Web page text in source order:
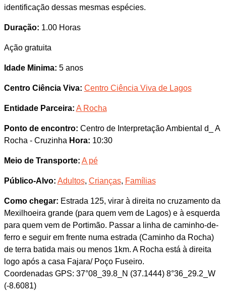
identificação dessas mesmas espécies.
Duração: 1.00 Horas
Ação gratuita
Idade Minima: 5 anos
Centro Ciência Viva: Centro Ciência Viva de Lagos
Entidade Parceira: A Rocha
Ponto de encontro: Centro de Interpretação Ambiental d_ A
Rocha - Cruzinha Hora: 10:30
Meio de Transporte: A pé
Público-Alvo: Adultos, Crianças, Famílias
Como chegar: Estrada 125, virar à direita no cruzamento da
Mexilhoeira grande (para quem vem de Lagos) e à esquerda
para quem vem de Portimão. Passar a linha de caminho-de-
ferro e seguir em frente numa estrada (Caminho da Rocha)
de terra batida mais ou menos 1km. A Rocha está à direita
logo após a casa Fajara/ Poço Fuseiro.
Coordenadas GPS: 37°08_39.8_N (37.1444) 8°36_29.2_W
(-8.6081)